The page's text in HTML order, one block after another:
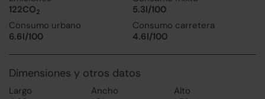
122CO2
5.3l/100
Consumo urbano
6.6l/100
Consumo carretera
4.6l/100
Dimensiones y otros datos
Largo
Ancho
Alto